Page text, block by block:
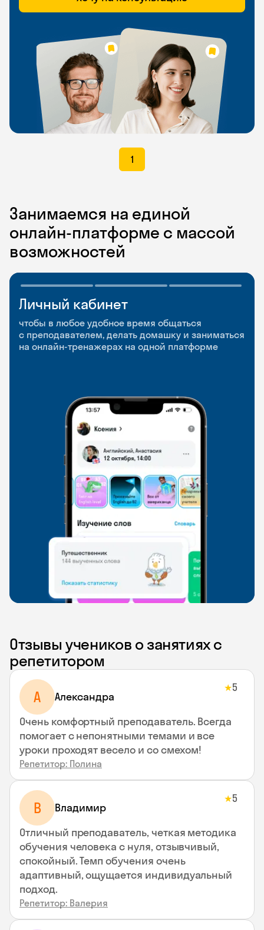
1
Занимаемся на единой
онлайн-платформе с массой
возможностей
Личный кабинет
чтобы в любое удобное время общаться
с преподавателем, делать домашку и заниматься
на онлайн-тренажерах на одной платформе
Мобильное
приложение
чтобы заниматься и изучать новые слова где
и когда удобно
Разговорные клубы
и Talks
Групповые занятия для разговорной практики
и индивидуальные встречи с преподавателями
Отзывы учеников о занятиях с
репетитором
A Aлександра
★5
Очень комфортный преподаватель. Всегда
помогает с непонятными темами и все
уроки проходят весело и со смехом!
Репетитор: Полина
В Владимир
★5
Отличный преподаватель, четкая методика
обучения человека с нуля, отзывчивый,
спокойный. Темп обучения очень
адаптивный, ощущается индивидуальный
подход.
Репетитор: Валерия